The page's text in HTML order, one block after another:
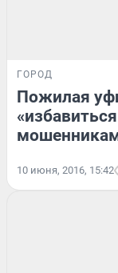
ГОРОД
Пожилая
10 июня, 2016, 15:42